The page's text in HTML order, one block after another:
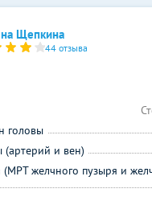
Щепкина
44 отзыва
головы
(артерий и вен)
(МРТ желчного пузыря и